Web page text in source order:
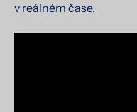
v reálném čase.